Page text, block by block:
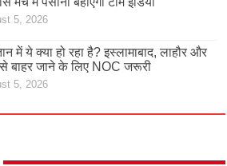
5, 2026
में ये क्या हो रहा है? इस्लामाबाद, लाहौर और
बाहर जाने के लिए NOC जरूरी
5, 2026